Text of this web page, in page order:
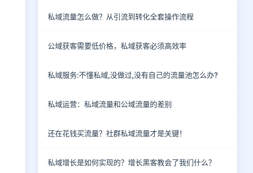
私域流量怎么做？从引流到转化全套操作流程
公域获客需要低价格，私域获客必须高效率
私域服务:不懂私域,没做过,没有自己的流量池怎么办?
私域运营：私域流量和公域流量的差别
还在花钱买流量？社群私域流量才是关键！
私域增长是如何实现的？增长黑客教会了我们什么？